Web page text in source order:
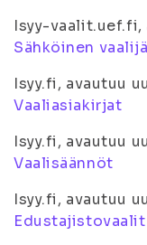
Isyy-vaalit.uef.fi,
Sähköinen
Isyy.fi, avautuu
Vaaliasiakirjat
Isyy.fi, avautuu
Vaalisäännöt
Isyy.fi, avautuu
Edustajistovaalit